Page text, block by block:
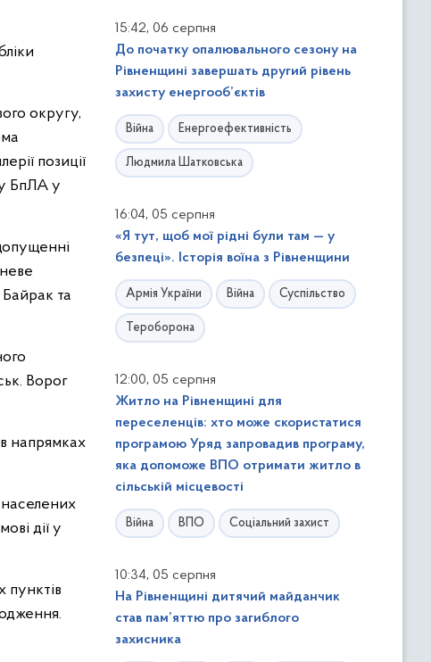
округу,
позиції
БпЛА у
та
Ворог
напрямках
дії у
пунктів
15:42, 06 серпня
До початку опалювального сезону на
Рівненщині завершать другий рівень
захисту енергооб’єктів
Війна Енергоефективність
Людмила Шатковська
16:04, 05 серпня
«Я тут, щоб мої рідні були там — у
безпеці». Історія воїна з Рівненщини
Армія України Війна Суспільство
Тероборона
12:00, 05 серпня
Житло на Рівненщині для
переселенців: хто може скористатися
програмою Уряд запровадив програму,
яка допоможе ВПО отримати житло в
сільській місцевості
Війна ВПО Соціальний захист
10:34, 05 серпня
На Рівненщині дитячий майданчик
став пам’яттю про загиблого
захисника